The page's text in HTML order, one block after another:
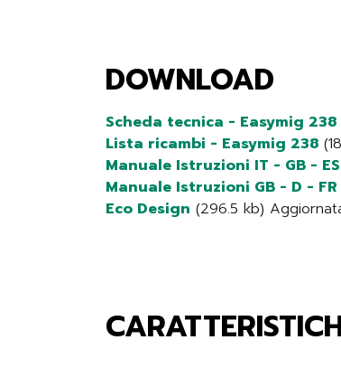
DOWNLOAD
Scheda tecnica - Easymig 238
Lista ricambi - Easymig 238
Manuale Istruzioni IT - GB -
Manuale Istruzioni GB - D - FR
Eco Design (296.5 kb)